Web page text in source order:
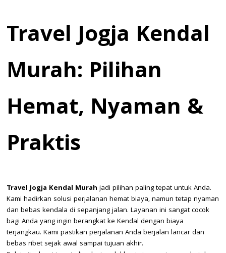
Travel Jogja Kendal
Murah: Pilihan
Hemat, Nyaman &
Praktis
Travel Jogja Kendal Murahjadi pilihan paling tepat untuk Anda.
Kami hadirkan solusi perjalanan hemat biaya, namun tetap nyaman
dan bebas kendala di sepanjang jalan. Layanan ini sangat cocok
bagi Anda yang ingin berangkat ke Kendal dengan biaya
terjangkau. Kami pastikan perjalanan Anda berjalan lancar dan
bebas ribet sejak awal sampai tujuan akhir.